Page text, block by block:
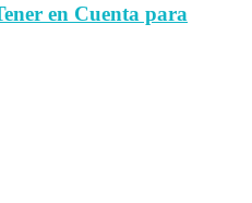
en Cuenta para